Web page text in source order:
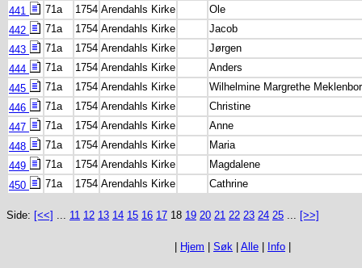
441
71a 1754 Arendahls Kirke
Ole
442
71a 1754 Arendahls Kirke
Jacob
443
71a 1754 Arendahls Kirke
Jørgen
444
71a 1754 Arendahls Kirke
Anders
445
71a 1754 Arendahls Kirke
Wilhelmine Margrethe
446
71a 1754 Arendahls Kirke
Christine
447
71a 1754 Arendahls Kirke
Anne
448
71a 1754 Arendahls Kirke
Maria
449
71a 1754 Arendahls Kirke
Magdalene
450
71a 1754 Arendahls Kirke Cathrine
Side: [<<] ... 11 12 13 14 15 16 17 18 19 20 21 22 23 24 25 ... [>>]
Hjem Søk Alle Info